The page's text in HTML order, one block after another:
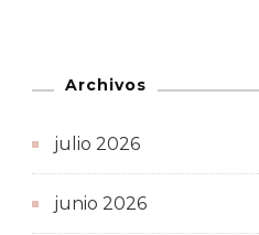
Archivos
julio 2026
junio 2026